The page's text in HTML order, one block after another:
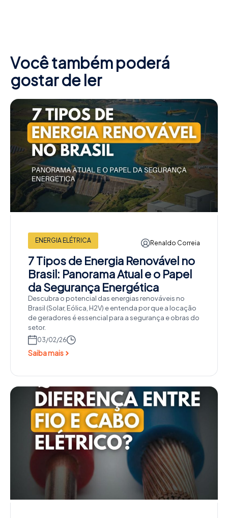
Você também poderá
gostar de ler
ENERGIA ELÉTRICA Renaldo Correia
7 Tipos de Energia Renovável no
Brasil: Panorama Atual e o Papel
da Segurança Energética
Descubra o potencial das energias renováveis no
Brasil (Solar, Eólica, H2V) e entenda por que a locação
de geradores é essencial para a segurança e obras do
setor.
03/02/26
Saiba mais